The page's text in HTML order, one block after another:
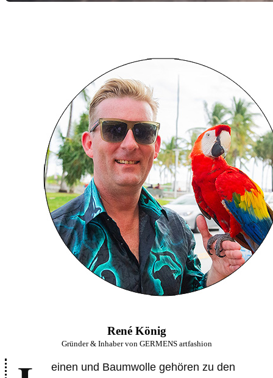
René König
Gründer & Inhaber von GERMENS artfashion
einen und Baumwolle gehören zu den